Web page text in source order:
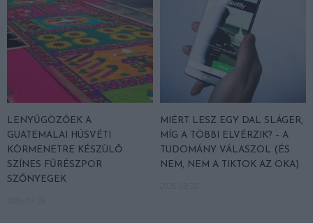
LENYŰGÖZŐEK A
GUATEMALAI HÚSVÉTI
KÖRMENETRE KÉSZÜLŐ
SZÍNES FŰRÉSZPOR
SZŐNYEGEK
MIÉRT LESZ EGY DAL SLÁGER,
MÍG A TÖBBI ELVÉRZIK? – A
TUDOMÁNY VÁLASZOL (ÉS
NEM, NEM A TIKTOK AZ OKA)